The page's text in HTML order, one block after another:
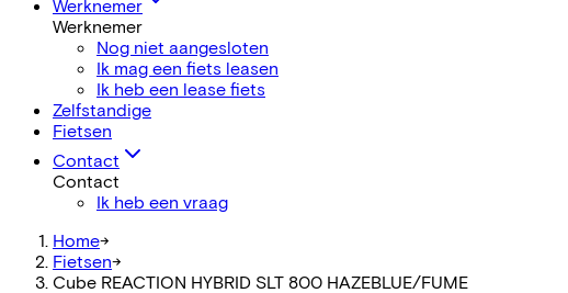
Werknemer
Werknemer
Nog niet aangesloten
Ik mag een fiets leasen
Ik heb een lease fiets
Zelfstandige
Fietsen
Contact
Contact
Ik heb een vraag
Home->
Fietsen->
Cube REACTION HYBRID SLT 800 HAZEBLUE/FUME